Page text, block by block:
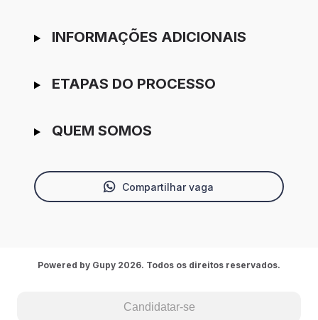
INFORMAÇÕES ADICIONAIS
ETAPAS DO PROCESSO
QUEM SOMOS
Compartilhar vaga
Candidatar-se
Powered by Gupy 2026. Todos os direitos reservados.